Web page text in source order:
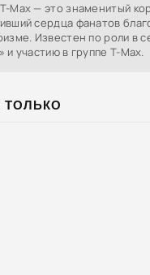
ТОЛЬКО
Max — это знаменитый
сердца фанатов
Известен по роли в
и участию в группе T-Max.